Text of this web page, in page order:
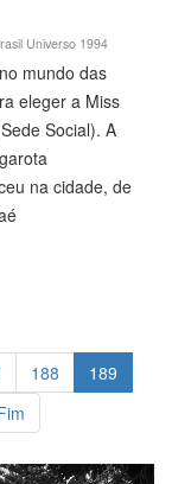
Universo 1994
mundo das
eleger a Miss
Social). A
na cidade, de
188
189